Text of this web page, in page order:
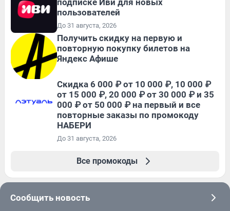
подписке Иви для новых
пользователей
До 31 августа, 2026
Получить скидку на первую и
повторную покупку билетов на
Яндекс Афише
Скидка 6 000 ₽ от 10 000 ₽, 10 000 ₽
от 15 000 ₽, 20 000 ₽ от 30 000 ₽ и 35
000 ₽ от 50 000 ₽ на первый и все
повторные заказы по промокоду
НАБЕРИ
До 31 августа, 2026
Все промокоды
Сообщить новость